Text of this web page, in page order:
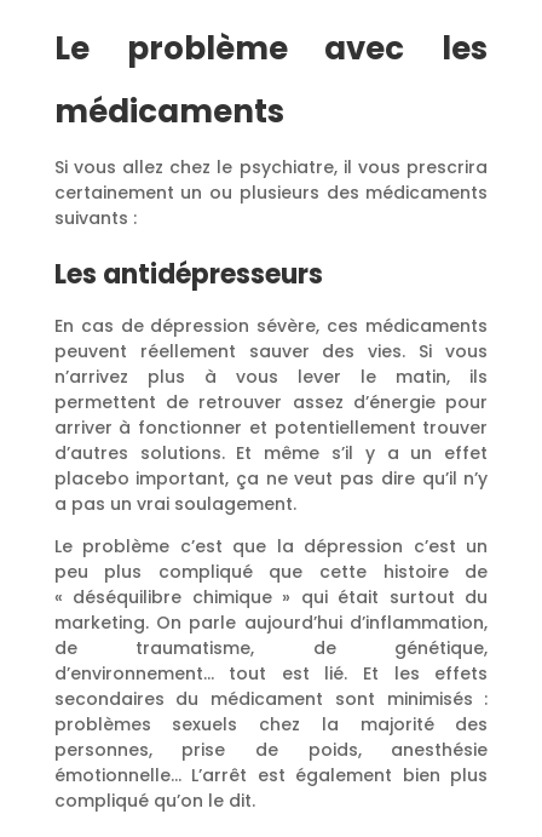
Le problème avec les
médicaments
Si vous allez chez le psychiatre, il vous prescrira
certainement un ou plusieurs des médicaments
suivants :
Les antidépresseurs
En cas de dépression sévère, ces médicaments
peuvent réellement sauver des vies. Si vous
n’arrivez plus à vous lever le matin, ils
permettent de retrouver assez d’énergie pour
arriver à fonctionner et potentiellement trouver
d’autres solutions. Et même s’il y a un effet
placebo important, ça ne veut pas dire qu’il n’y
a pas un vrai soulagement.
Le problème c’est que la dépression c’est un
peu plus compliqué que cette histoire de
« déséquilibre chimique » qui était surtout du
marketing. On parle aujourd’hui d’inflammation,
de traumatisme, de génétique,
d’environnement… tout est lié. Et les effets
secondaires du médicament sont minimisés :
problèmes sexuels chez la majorité des
personnes, prise de poids, anesthésie
émotionnelle… L’arrêt est également bien plus
compliqué qu’on le dit.